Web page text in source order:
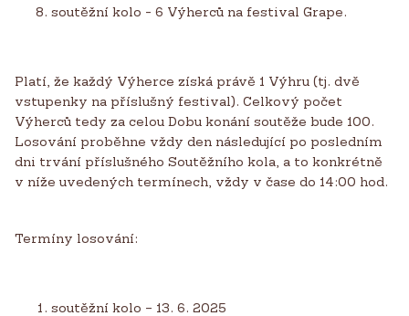
soutěžní kolo - 6 Výherců na festival Grape.
Platí, že každý Výherce získá právě 1 Výhru (tj. dvě
vstupenky na příslušný festival). Celkový počet
Výherců tedy za celou Dobu konání soutěže bude 100.
Losování proběhne vždy den následující po posledním
dni trvání příslušného Soutěžního kola, a to konkrétně
v níže uvedených termínech, vždy v čase do 14:00 hod.
Termíny losování:
soutěžní kolo – 13. 6. 2025